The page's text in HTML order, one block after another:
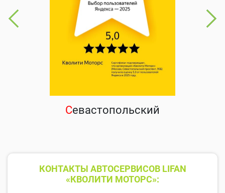
Севастопольский
КОНТАКТЫ АВТОСЕРВИСОВ LIFAN
«КВОЛИТИ МОТОРС»: